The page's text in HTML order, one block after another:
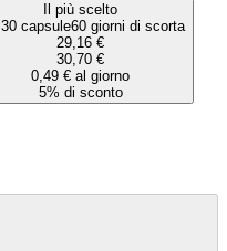
Il più scelto
30 capsule60 giorni di scorta
29,16 €
30,70 €
0,49 € al giorno
5% di sconto